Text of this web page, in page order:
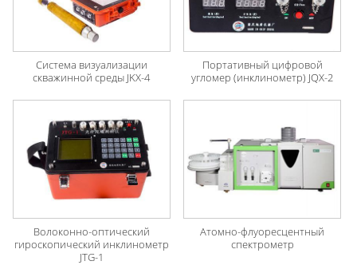
Система визуализации
скважинной среды JKX-4
Портативный цифровой
угломер (инклинометр) JQX-2
Волоконно-оптический
гироскопический инклинометр
JTG-1
Атомно-флуоресцентный
спектрометр